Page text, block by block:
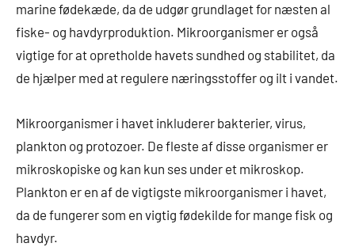
marine fødekæde, da de udgør grundlaget for næsten al
fiske- og havdyrproduktion. Mikroorganismer er også
vigtige for at opretholde havets sundhed og stabilitet, da
de hjælper med at regulere næringsstoffer og ilt i vandet.
Mikroorganismer i havet inkluderer bakterier, virus,
plankton og protozoer. De fleste af disse organismer er
mikroskopiske og kan kun ses under et mikroskop.
Plankton er en af de vigtigste mikroorganismer i havet,
da de fungerer som en vigtig fødekilde for mange fisk og
havdyr.